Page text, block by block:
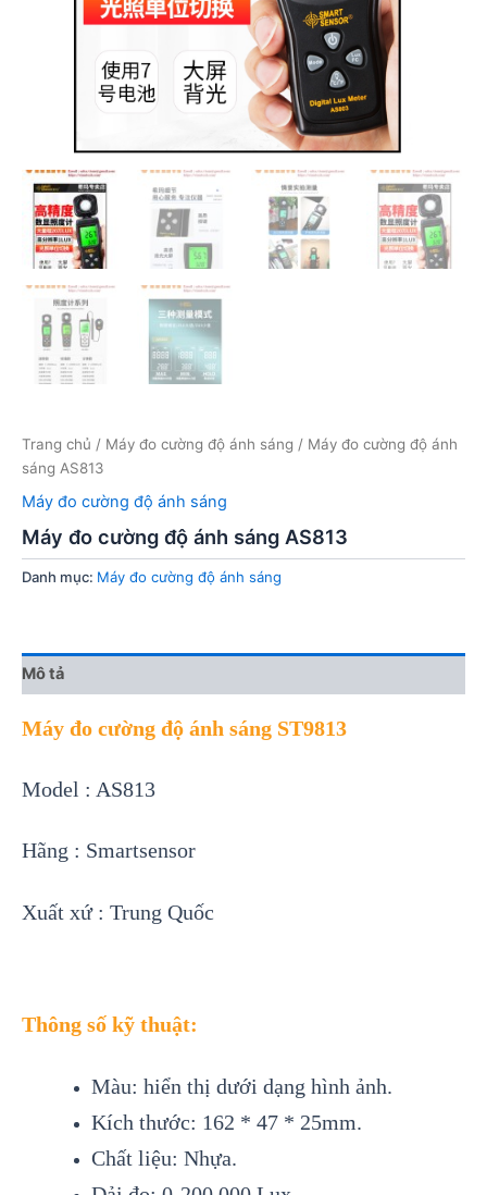
Trang chủ / Máy đo cường độ ánh sáng / Máy đo cường độ ánh
sáng AS813
Máy đo cường độ ánh sáng
Máy đo cường độ ánh sáng AS813
Danh mục: Máy đo cường độ ánh sáng
Mô tả
Máy đo cường độ ánh sáng ST9813
Model : AS813
Hãng : Smartsensor
Xuất xứ : Trung Quốc
Thông số kỹ thuật:
Màu: hiển thị dưới dạng hình ảnh.
Kích thước: 162 * 47 * 25mm.
Chất liệu: Nhựa.